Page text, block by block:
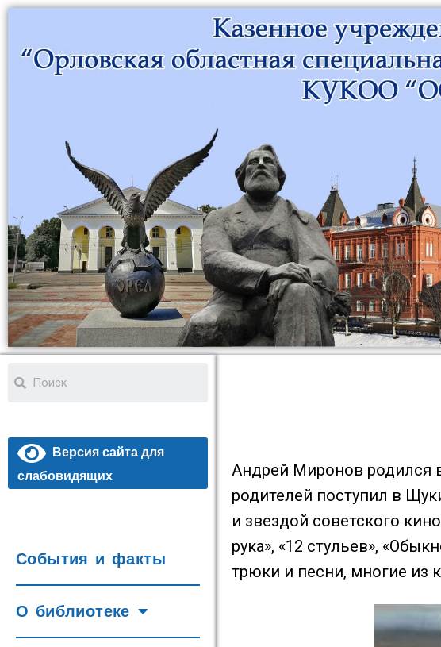
Версия сайта для
слабовидящих
События и факты
О библиотеке
Андрей Миронов родился
родителей поступил в
и звездой советского
рука», «12 стульев»,
трюки и песни, многие из